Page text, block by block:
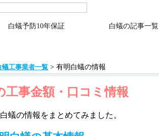
白蟻予防10年保証 白蟻の記事一覧
蟻工事業者一覧 > 有明白蟻の情報
工事金額・口コミ情報
蟻の情報をまとめてみました。